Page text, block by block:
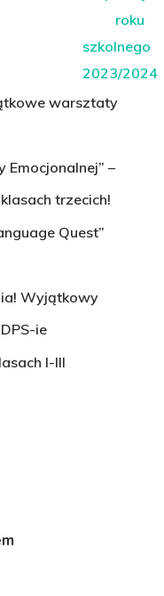
warsztaty
Emocjonalnej” –
trzecich!
Quest”
Wyjątkowy
ie
I-III